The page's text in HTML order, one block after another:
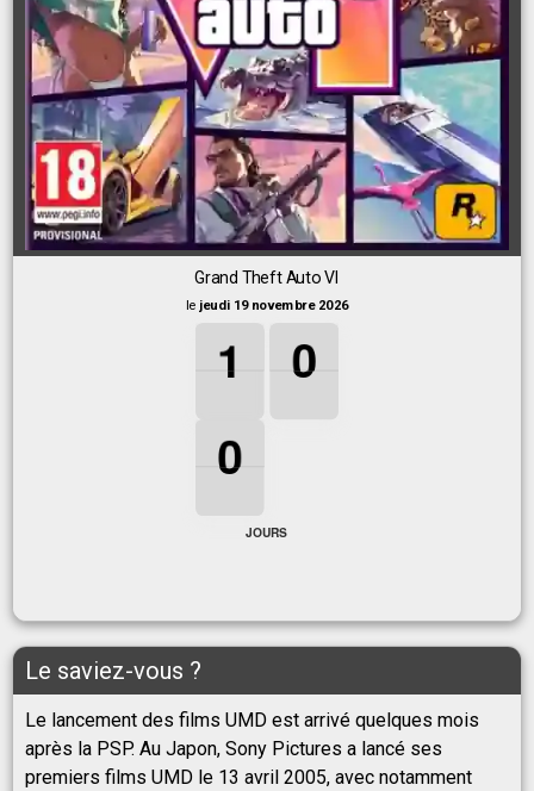
Grand Theft Auto VI
le jeudi 19 novembre 2026
1
1
1
1 0
0
0
0
0
0
0
0
JOURS
Le saviez-vous ?
Le lancement des films UMD est arrivé quelques mois
après la PSP. Au Japon, Sony Pictures a lancé ses
premiers films UMD le 13 avril 2005, avec notamment